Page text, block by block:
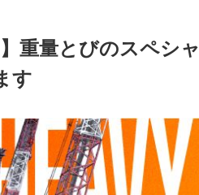
】重量とびのスペ
す